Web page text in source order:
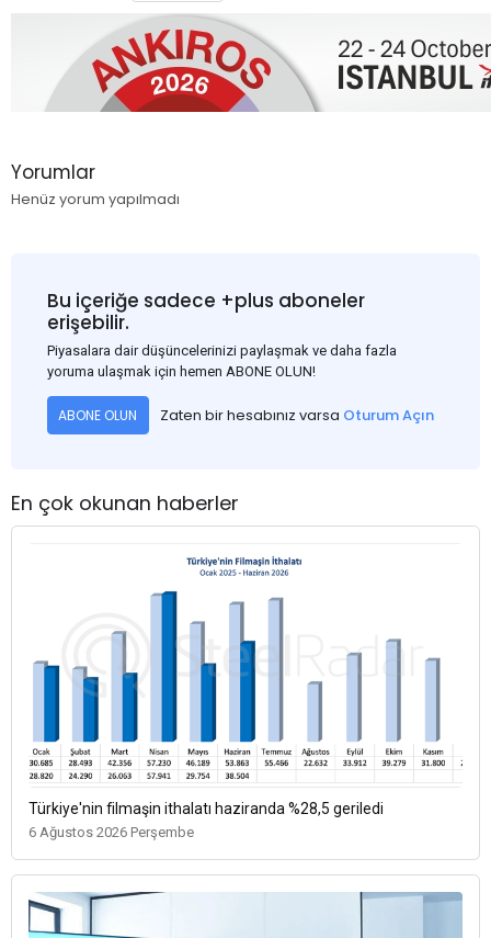
Yorumlar
Henüz yorum yapılmadı
Bu içeriğe sadece +plus aboneler
erişebilir.
Piyasalara dair düşüncelerinizi paylaşmak ve daha fazla
yoruma ulaşmak için hemen ABONE OLUN!
ABONE OLUN Zaten bir hesabınız varsa Oturum Açın
En çok okunan haberler
Türkiye'nin filmaşin ithalatı haziranda %28,5 geriledi
6 Ağustos 2026 Perşembe